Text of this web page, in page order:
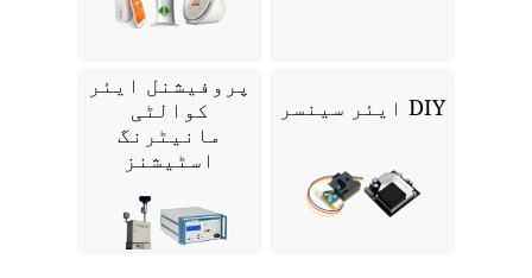
DIY ایئر سینسر
پروفیشنل ایئر
کوالٹی
مانیٹرنگ
اسٹیشنز